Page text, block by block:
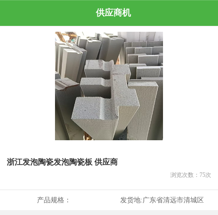
供应商机
浙江发泡陶瓷发泡陶瓷板 供应商
浏览次数： 75次
产品规格： 发货地:广东省清远市清城区